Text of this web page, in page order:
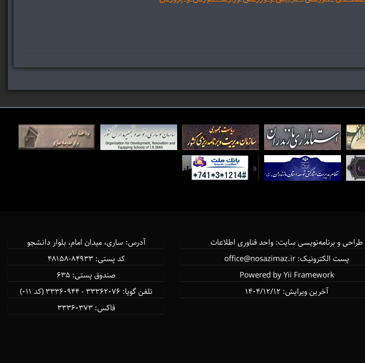
طراحی و برنامه‌نویسی سایت: واحد فناوری اطلاعات
پست الکترونیک: office@nosazimaz.ir
Powered by Yii Framework
آخرین ویرایش: ۱۴۰۴/12/12
آدرس: ساری، میدان امام، بلوار دانشجو
كد پستی: ۸۴۹۳۳-۴۸۱۵۸
صندوق پستی: ۶۳۵
تلفن گویا: ۳۳۳۶۲۰۷۶ - ۳۳۳۶۰۹۴۴ (کد ۰۱۱)
فاكس: ۳۳۳۶۰۳۷۳